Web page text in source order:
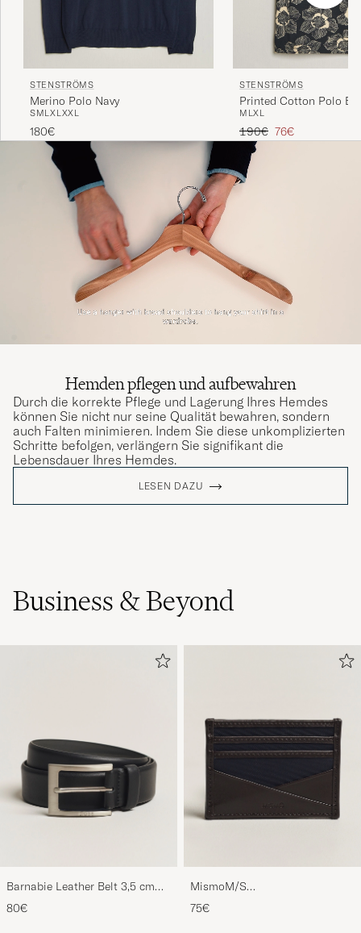
STENSTRÖMS
Merino Polo Navy
SMLXL XXL
180€
STENSTRÖMS
Printed Cotton Polo
M LXL
Regulärer Preis
190€ Reduzierter Preis
76€
Hemden pflegen und aufbewahren
Durch die korrekte Pflege und Lagerung Ihres Hemdes
können Sie nicht nur seine Qualität bewahren, sondern
auch Falten minimieren. Indem Sie diese unkomplizierten
Schritte befolgen, verlängern Sie signifikant die
Lebensdauer Ihres Hemdes.
LESEN DAZU
Business & Beyond
Barnabie Leather Belt 3,5 cm
Black
80€
MismoM/S
CardholderNavy/Dark Brown
75€